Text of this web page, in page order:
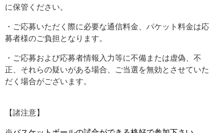
に保管ください。
・ご応募いただく際に必要な通信料金、パケット料金は応
募者様のご負担となります。
・ご応募および応募者情報入力等に不備または虚偽、不
正、それらの疑いがある場合、ご当選を無効とさせていた
だく場合がございます。
【諸注意】